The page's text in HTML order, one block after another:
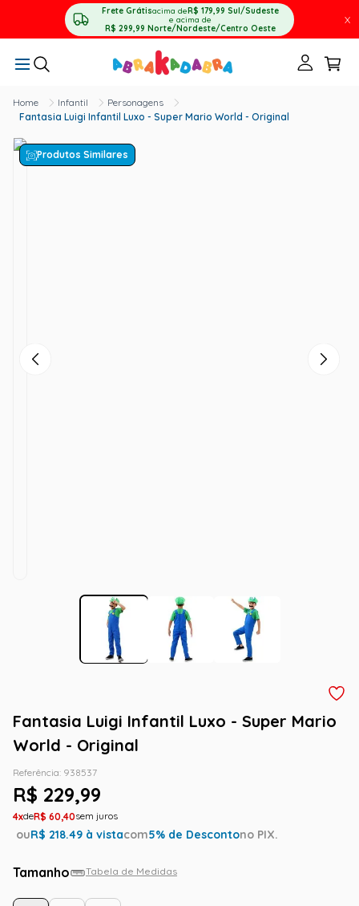
Frete Grátisacima deR$ 179,99 Sul/Sudeste
e acima de
R$ 299,99 Norte/Nordeste/Centro Oeste
X
Infantil
Personagens
Fantasia Luigi Infantil Luxo - Super Mario World - Original
Produtos Similares
Fantasia Luigi Infantil Luxo - Super Mario
World - Original
Referência: 938537
R$ 229,99
4 R$ 60,40
ouR$ 218.49 à vistacom5% de Descontono PIX.
Tamanho Tabela de Medidas